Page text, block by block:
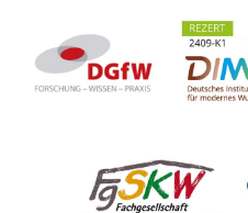
Ausstellen
Besuchen
Kontakt & Presse